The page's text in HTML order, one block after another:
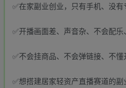
✅在家副业创业，只有手机、没
✅开播画面差、声音杂、不会配
✅不会挂商品、不会弹链接、不
✅想搭建居家轻资产直播赛道的副